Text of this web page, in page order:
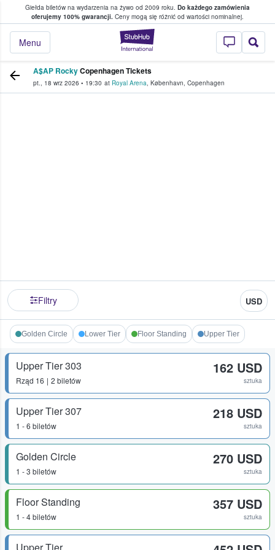
Giełda biletów na wydarzenia na żywo od 2009 roku. Do każdego zamówienia
oferujemy 100% gwarancji. Ceny mogą się różnić od wartości nominalnej.
StubHub —
Menu
w którym fani i kibice kupują i
A$AP RockyCopenhagen Tickets
pt., 18 wrz 2026 • 19:30 at Royal Arena, København, Copenhagen
Filtry USD
Golden Circle Lower Tier Floor Standing Upper Tier
Upper Tier 303
Rząd 16 2 biletów
162 USD
sztuka
Upper Tier 307
1 - 6 biletów
218 USD
sztuka
Golden Circle
1 - 3 biletów
270 USD
sztuka
Floor Standing
1 - 4 biletów
357 USD
sztuka